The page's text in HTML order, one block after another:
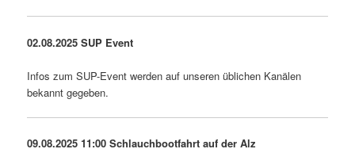
02.08.2025 SUP Event
Infos zum SUP-Event werden auf unseren üblichen Kanälen
bekannt gegeben.
09.08.2025 11:00 Schlauchbootfahrt auf der Alz